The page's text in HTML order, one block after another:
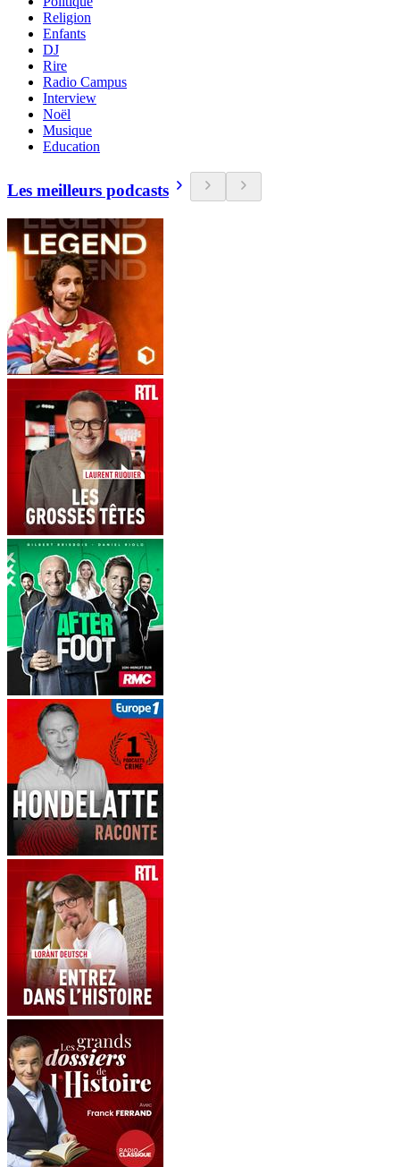
Religion
Enfants
DJ
Rire
Radio Campus
Interview
Noël
Musique
Education
Les meilleurs podcasts